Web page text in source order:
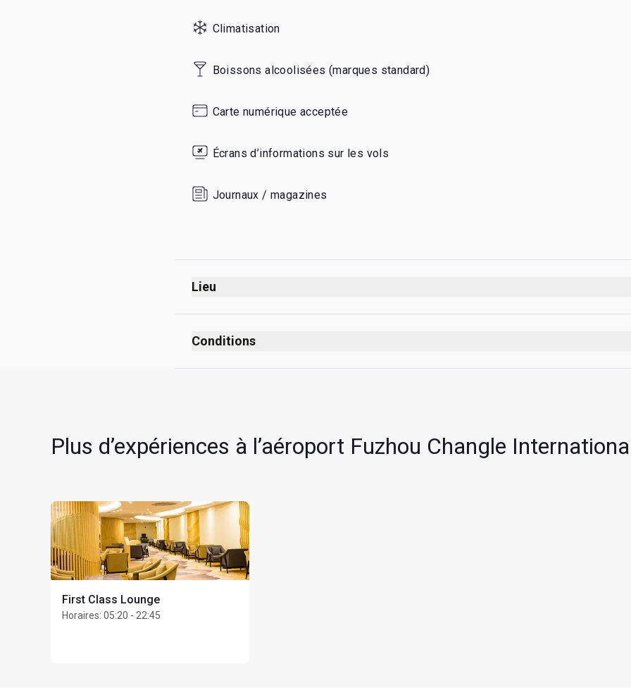
Thursday
Friday
Sunday
Climatisation
Boissons alcoolisées (marques standard)
Carte numérique acceptée
Écrans d’informations sur les vols
Journaux / magazines
Lieu
Conditions
Plus d’expériences à l’aéroport Fuzhou Changle
First Class Lounge
Horaires: 05:20 - 22:45